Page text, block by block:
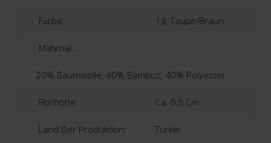
Farbe: 18, Taupe/braun
Material:
20% Baumwolle, 40% Bambus, 40% Polyester
Florhöhe: Ca. 0,5 Cm
Land Der Produktion: Türkei